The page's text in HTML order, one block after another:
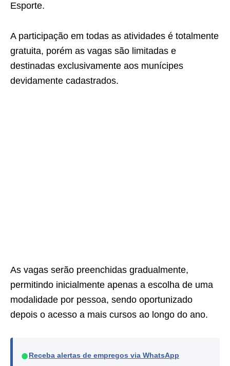
Esporte.
A participação em todas as atividades é totalmente
gratuita, porém as vagas são limitadas e
destinadas exclusivamente aos munícipes
devidamente cadastrados.
As vagas serão preenchidas gradualmente,
permitindo inicialmente apenas a escolha de uma
modalidade por pessoa, sendo oportunizado
depois o acesso a mais cursos ao longo do ano.
● Receba alertas de empregos via WhatsApp